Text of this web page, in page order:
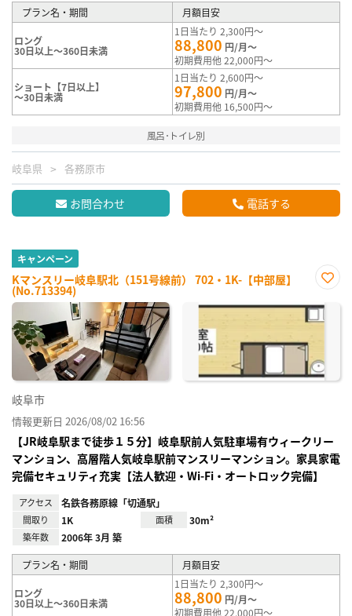
プラン名・期間 月額目安
ロング
30日以上～360日未満
1日当たり 2,300円～
88,800 円/月～
初期費用他 22,000円～
ショート【7日以上】
～30日未満
1日当たり 2,600円～
97,800 円/月～
初期費用他 16,500円～
風呂･トイレ別
岐阜県 各務原市
お問合わせ 電話する
キャンペーン
Kマンスリー岐阜駅北（151号線前） 702・1K-【中部屋】
(No.713394)
に入
り登
岐阜市
情報更新日 2026/08/02 16:56
【JR岐阜駅まで徒歩１５分】岐阜駅前人気駐車場有ウィークリー
マンション、高層階人気岐阜駅前マンスリーマンション。家具家電
完備セキュリティ充実【法人歓迎・Wi-Fi・オートロック完備】
アクセス 名鉄各務原線「切通駅」
間取り 1K 面積 30m²
築年数 2006年 3月 築
プラン名・期間 月額目安
ロング
30日以上～360日未満
1日当たり 2,300円～
88,800 円/月～
初期費用他 22,000円～